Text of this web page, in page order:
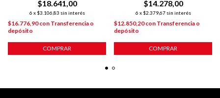
$18.641,00
6 x $3.106,83 sin interés
$16.776,90con Transferencia o
depósito
COMPRAR
$14.278,00
6 x $2.379,67 sin interés
$12.850,20con Transferencia o
depósito
COMPRAR